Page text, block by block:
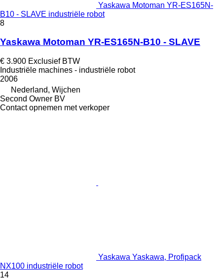
Yaskawa Motoman YR-ES165N-
B10 - SLAVE industriële robot
8
Yaskawa Motoman YR-ES165N-B10 - SLAVE
€ 3.900 Exclusief BTW
Industriële machines - industriële robot
2006
Nederland, Wijchen
Second Owner BV
Contact opnemen met verkoper
Yaskawa Yaskawa, Profipack
NX100 industriële robot
14